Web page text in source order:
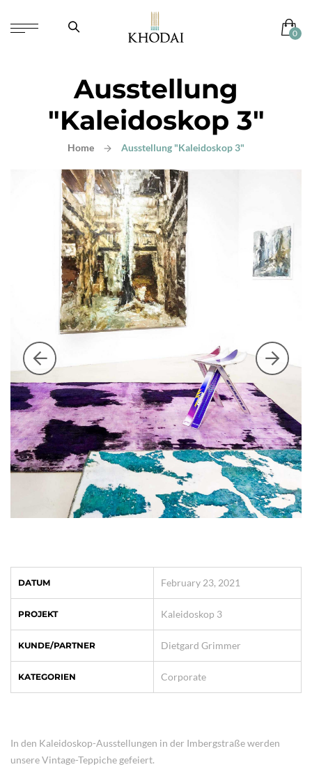
Ausstellung
"Kaleidoskop 3"
Home Ausstellung "Kaleidoskop 3"
In den Kaleidoskop-Ausstellungen in der Imbergstraße werden
unsere Vintage-Teppiche gefeiert.
DATUM February 23, 2021
PROJEKT Kaleidoskop 3
KUNDE/PARTNER Dietgard Grimmer
KATEGORIEN Corporate